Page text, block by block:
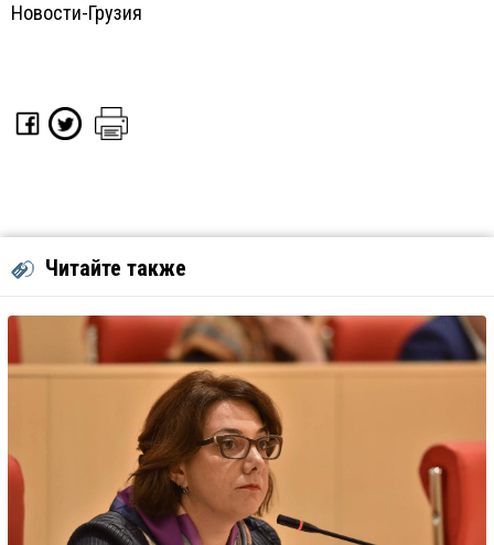
Новости-Грузия
Читайте также